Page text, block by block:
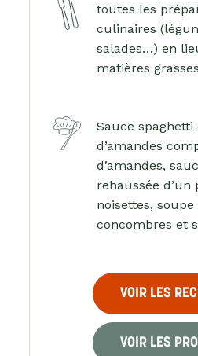
toutes les
culinaires
salades…) en
matières
Sauce
d’amandes
d’amandes,
rehaussée
noisettes, soupe
concombres et
VOIR LES
VOIR LES